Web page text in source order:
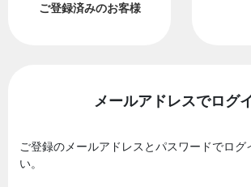
ご登録済みのお客様
メールアドレスでログ
ご登録のメールアドレスとパスワードでログ
い。